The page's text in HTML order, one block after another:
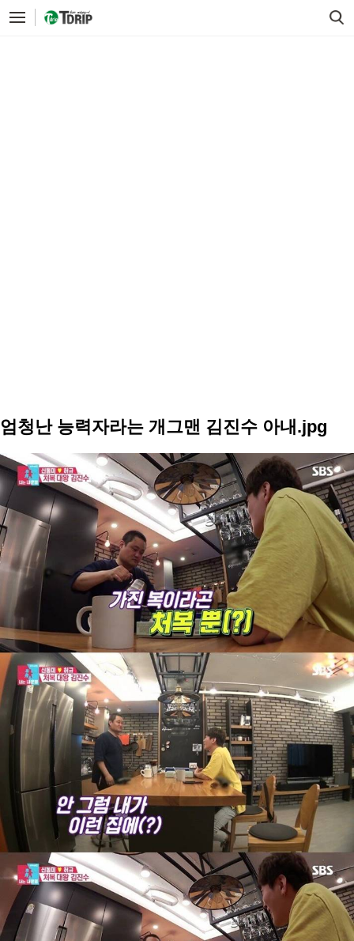
엄청난 능력자라는 개그맨 김진수 아내.jpg